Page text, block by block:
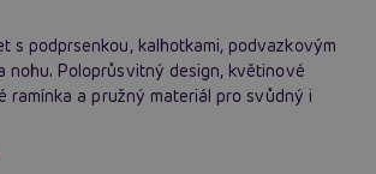
s podprsenkou, kalhotkami, podvazkovým
nohu. Poloprůsvitný design, květinové
ramínka a pružný materiál pro svůdný i